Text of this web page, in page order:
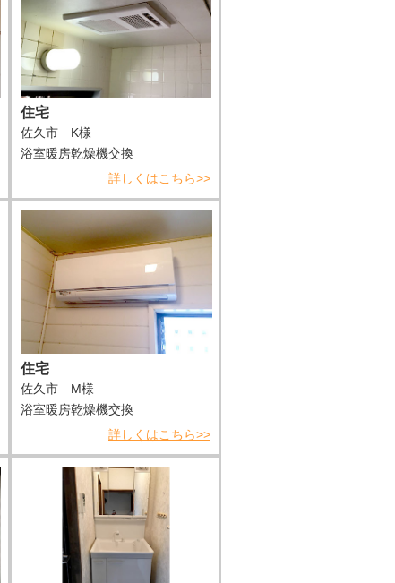
住宅
佐久市 K様
浴室暖房乾燥機交換
詳しくはこちら>>
住宅
佐久市 M様
浴室暖房乾燥機交換
詳しくはこちら>>